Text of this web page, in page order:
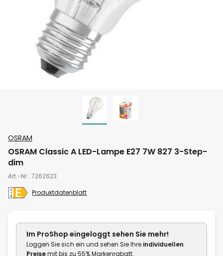
Anfang
der
springen
OSRAM
OSRAM Classic A LED-Lampe E27 7W 827 3-Step-
dim
Art.-Nr. 7262623
Produktdatenblatt
Im ProShop eingeloggt sehen Sie mehr!
Loggen Sie sich ein und sehen Sie Ihre individuellen
Preisemit bis zu 55% Markenrabatt.